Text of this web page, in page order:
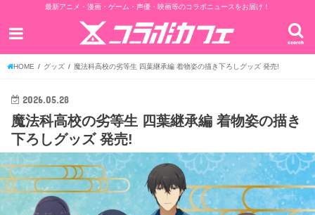
最新アニメ・漫画・ゲーム・声優・映画等のコラボニュースをお届け！
search
HOME グッズ 魔法科高校の劣等生 四葉継承編 着物姿の描き下ろしグッズ 発売!
2026.05.28
魔法科高校の劣等生 四葉継承編 着物姿の描き
下ろしグッズ 発売!